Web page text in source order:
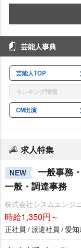
芸能人事典
芸能人TOP
ランキング情報
CM出演
求人特集
NEW
一般事務
一般・調達事務
株式会社シスムエンジ
時給1,350円～
正社員 / 派遣社員 / 愛知